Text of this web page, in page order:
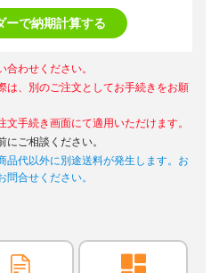
ーで納期計算する
わせください。
、別のご注文としてお手続きをお願
手続き画面にて適用いただけます。
ご相談ください。
代以外に別途送料が発生します。お
合せください。